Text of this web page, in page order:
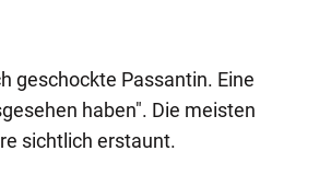
geschockte Passantin. Eine
haben". Die meisten
sichtlich erstaunt.